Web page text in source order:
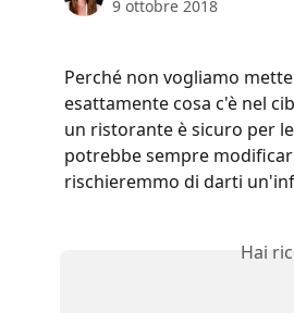
9 ottobre 2018
Perché non vogliamo
esattamente cosa c'è nel
un ristorante è sicuro per
potrebbe sempre
rischieremmo di darti
Hai